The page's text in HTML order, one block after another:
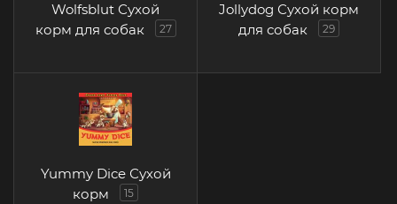
Wolfsblut Сухой
корм для собак
27
Jollydog Сухой корм
для собак
29
Yummy Dice Сухой
корм
15